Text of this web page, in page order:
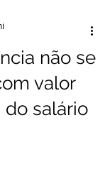
não se
valor
do salário